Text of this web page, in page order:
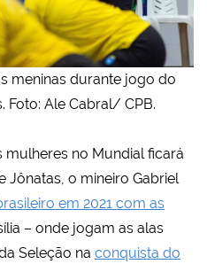
meninas durante jogo do
Foto: Ale Cabral/ CPB.
no Mundial ficará
Jônatas, o mineiro Gabriel
em 2021 com as
– onde jogam as alas
Seleção na conquista do